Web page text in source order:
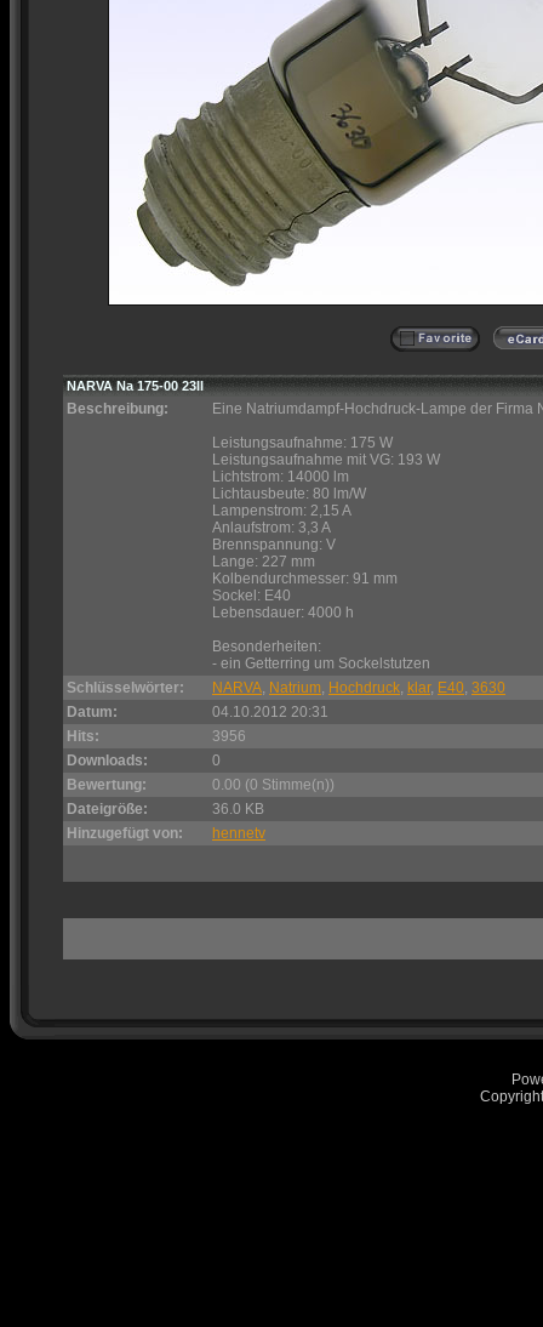
NARVA Na 175-00 23II
Beschreibung:
Eine Natriumdampf-Hochdruck-Lampe der Firma
Leistungsaufnahme: 175 W
Leistungsaufnahme mit VG: 193 W
Lichtstrom: 14000 lm
Lichtausbeute: 80 lm/W
Lampenstrom: 2,15 A
Anlaufstrom: 3,3 A
Brennspannung: V
Lange: 227 mm
Kolbendurchmesser: 91 mm
Sockel: E40
Lebensdauer: 4000 h
Besonderheiten:
- ein Getterring um Sockelstutzen
Schlüsselwörter:
NARVA, Natrium, Hochdruck, klar, E40, 3630
Datum:
04.10.2012 20:31
Hits:
3956
Downloads:
0
Bewertung:
0.00 (0 Stimme(n))
Dateigröße:
36.0 KB
Hinzugefügt von:
hennetv